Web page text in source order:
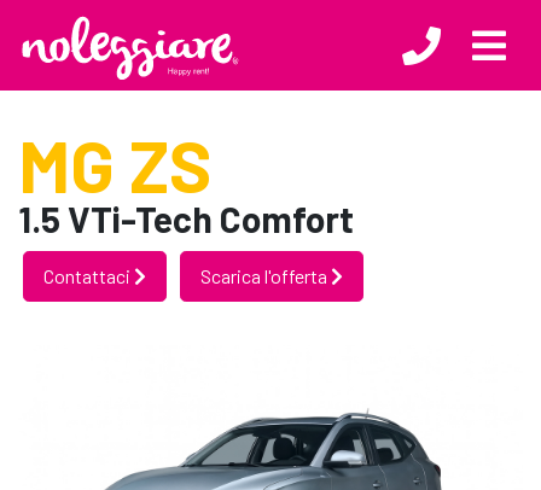
MG ZS
1.5 VTi-Tech Comfort
Contattaci Scarica l'offerta